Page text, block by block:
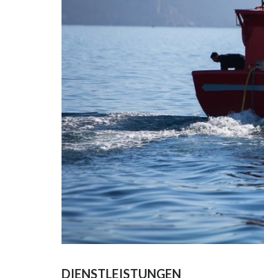
DIENSTLEISTUNGEN